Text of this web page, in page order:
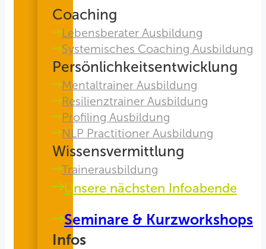
Coaching
Lebensberater Ausbildung
Systemisches Coaching Ausbildung
Persönlichkeitsentwicklung
Mentaltrainer Ausbildung
Resilienztrainer Ausbildung
Profiling Ausbildung
NLP Practitioner Ausbildung
Wissensvermittlung
Trainerausbildung
Unsere nächsten Infoabende
Seminare & Kurzworkshops
Infos